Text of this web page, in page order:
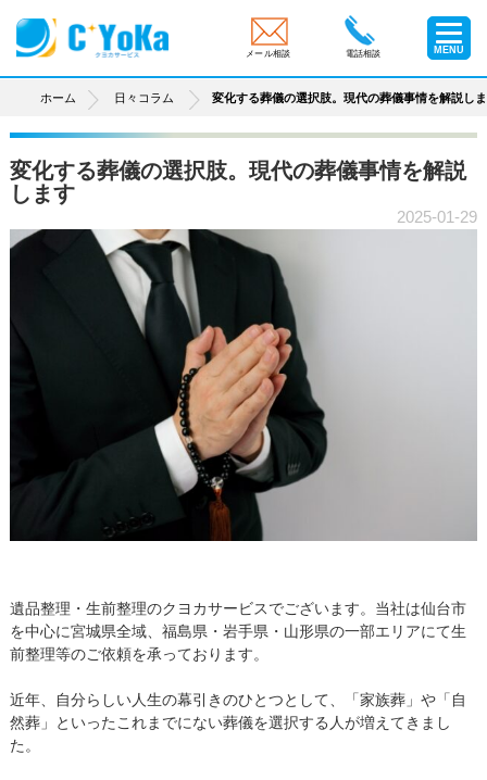
メール相談 電話相談 MENU
ホーム 日々コラム 変化する葬儀の選択肢。現代の葬儀事情を解説し
変化する葬儀の選択肢。現代の葬儀事情を解説
します
2025-01-29
遺品整理・生前整理のクヨカサービスでございます。当社は仙台市
を中心に宮城県全域、福島県・岩手県・山形県の一部エリアにて生
前整理等のご依頼を承っております。
近年、自分らしい人生の幕引きのひとつとして、「家族葬」や「自
然葬」といったこれまでにない葬儀を選択する人が増えてきまし
た。